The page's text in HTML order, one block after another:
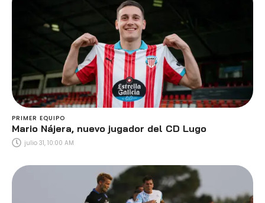
PRIMER EQUIPO
Mario Nájera, nuevo jugador del CD Lugo
julio 31, 10:00 AM